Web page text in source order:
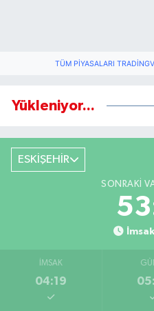
TÜM PIYASALARI
Yükleniyor...
ESKİŞEHİR
SONRAKI
İMSAK
04:19